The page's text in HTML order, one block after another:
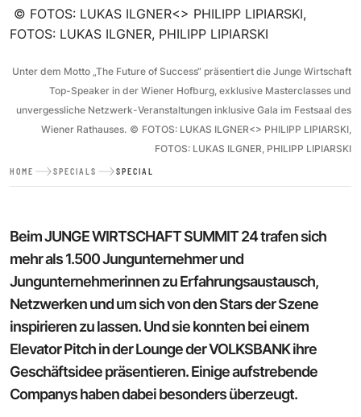
© FOTOS: LUKAS ILGNER<> PHILIPP LIPIARSKI,
FOTOS: LUKAS ILGNER, PHILIPP LIPIARSKI
Unter dem Motto „The Future of Success“ präsentiert die Junge Wirtschaft
Top-Speaker in der Wiener Hofburg, exklusive Masterclasses und
unvergessliche Netzwerk-Veranstaltungen inklusive Gala im Festsaal des
Wiener Rathauses. © FOTOS: LUKAS ILGNER<> PHILIPP LIPIARSKI,
FOTOS: LUKAS ILGNER, PHILIPP LIPIARSKI
HOME SPECIALS SPECIAL
Beim JUNGE WIRTSCHAFT SUMMIT 24 trafen sich
mehr als 1.500 Jungunternehmer und
Jungunternehmerinnen zu Erfahrungsaustausch,
Netzwerken und um sich von den Stars der Szene
inspirieren zu lassen. Und sie konnten bei einem
Elevator Pitch in der Lounge der VOLKSBANK ihre
Geschäftsidee präsentieren. Einige aufstrebende
Companys haben dabei besonders überzeugt.